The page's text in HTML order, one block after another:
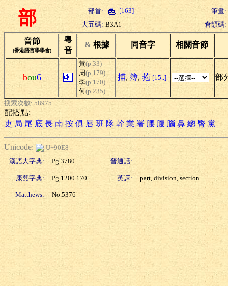
部 部首: [163]
筆畫:
大五碼: B3A1 倉頡碼:
音節
(香港語言學學會)
粵
音
& 根據 同音字 相關音節
bou6
黃(p.33)
周(p.179)
李(p.170)
何(p.235)
捕, 簿, 菢 [15..] 部
搜索次數: 58975
配搭點:
吏 局 尾 底 長 南 按 俱 唇 班 隊 幹 業 署 腰 腹 腦 鼻 總 臀 黨
Unicode:
U+90E8
漢語大字典:
Pg.3780 普通話:
康熙字典: Pg.1200.170 英譯: part, division, section
Matthews: No.5376